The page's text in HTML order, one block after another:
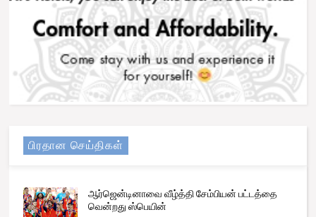
பிரதான செய்திகள்
ஆர்ஜென்டினாவை வீழ்த்தி சேம்பியன் பட்டத்தை
வென்றது ஸ்பெயின்